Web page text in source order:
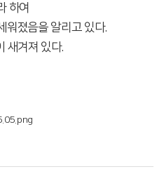
하여
졌음을 알리고 있다.
새겨져 있다.